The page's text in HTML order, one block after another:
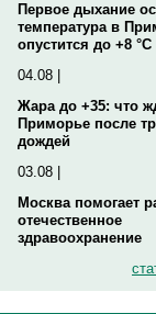
Первое дыхание
температура в
опустится до +8 °C
04.08 |
Жара до +35: что
Приморье после
дождей
03.08 |
Москва помогает
отечественное
здравоохранение